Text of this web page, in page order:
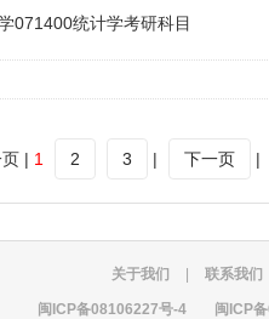
071400统计学考研科目
| 1 2 3 | 下一页 |
关于我们 联系我们
闽ICP备08106227号-4 闽ICP